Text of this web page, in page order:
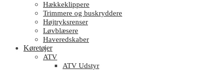
Hækkeklippere
Trimmere og buskryddere
Højtryksrenser
Løvblæsere
Haveredskaber
Køretøjer
ATV
ATV Udstyr